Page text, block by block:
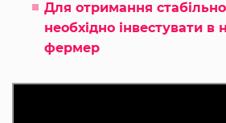
Для отримання
необхідно інвестувати в
фермер